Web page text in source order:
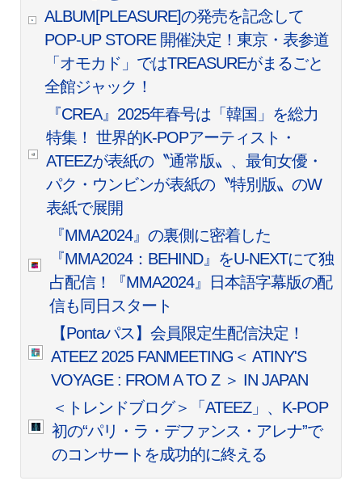
ALBUM[PLEASURE]の発売を記念して
POP-UP STORE 開催決定！東京・表参道
「オモカド」ではTREASUREがまるごと
全館ジャック！
『CREA』2025年春号は「韓国」を総力
特集！ 世界的K-POPアーティスト・
ATEEZが表紙の〝通常版〟、最旬女優・
パク・ウンビンが表紙の〝特別版〟のW
表紙で展開
『MMA2024』の裏側に密着した
『MMA2024：BEHIND』をU-NEXTにて独
占配信！『MMA2024』日本語字幕版の配
信も同日スタート
【Pontaパス】会員限定生配信決定！
ATEEZ 2025 FANMEETING＜ ATINY'S
VOYAGE : FROM A TO Z ＞ IN JAPAN
＜トレンドブログ＞「ATEEZ」、K-POP
初の“パリ・ラ・デファンス・アレナ”で
のコンサートを成功的に終える